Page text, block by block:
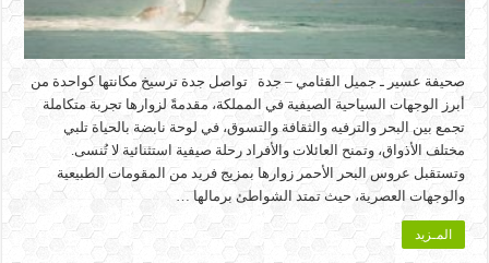
صحيفة عسير ـ جميل القثامي – جدة تواصل جدة ترسيخ مكانتها كواحدة من
أبرز الوجهات السياحية الصيفية في المملكة، مقدمةً لزوارها تجربة متكاملة
تجمع بين البحر والترفيه والثقافة والتسوق، في لوحة نابضة بالحياة تلبي
مختلف الأذواق، وتمنح العائلات والأفراد رحلة صيفية استثنائية لا تُنسى.
وتستقبل عروس البحر الأحمر زوارها بمزيج فريد من المقومات الطبيعية
والوجهات العصرية، حيث تمتد الشواطئ برمالها …
المـزيد